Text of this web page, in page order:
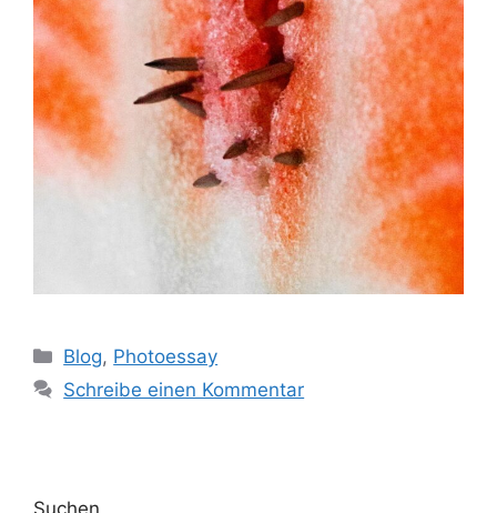
Blog, Photoessay
Schreibe einen Kommentar
Suchen